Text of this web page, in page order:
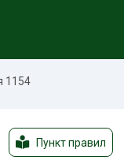
1154
Пункт правил